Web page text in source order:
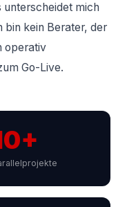
mich
bin kein Berater, der
operativ
Go-Live.